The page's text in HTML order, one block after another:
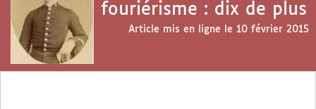
fouriérisme : dix de plus
Article mis en ligne le 10 février 2015